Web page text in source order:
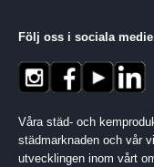
Följ oss i sociala
Våra städ- och
städmarknaden och vår
utvecklingen inom vårt